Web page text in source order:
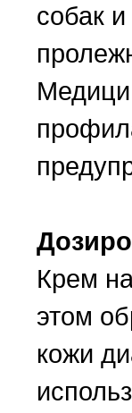
собак
Крем
этом
кожи